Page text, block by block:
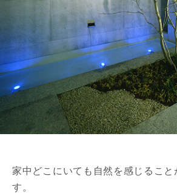
家中どこにいても自然を感じるこ
す。